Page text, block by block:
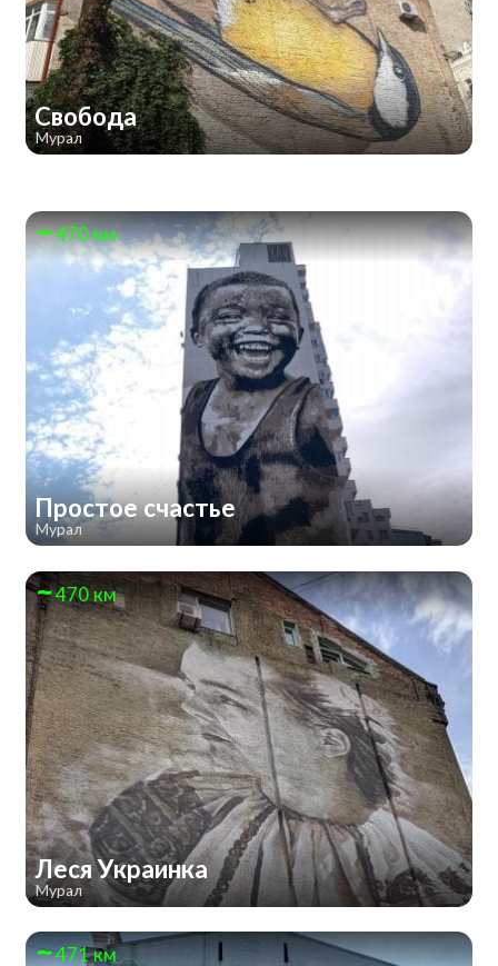
Свобода
Мурал
470 км
Простое счастье
Мурал
470 км
Леся Украинка
Мурал
471 км